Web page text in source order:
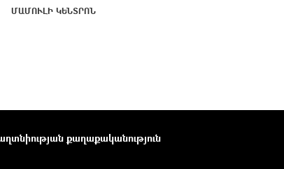
ՄԱՄՈՒԼԻ ԿԵՆՏՐՈՆ
քաղաքականություն